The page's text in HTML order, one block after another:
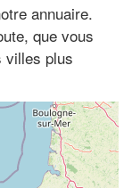
annuaire.
que vous
villes plus